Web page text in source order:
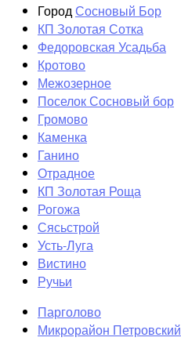
ГородСосновый Бор
КП Золотая Сотка
Федоровская Усадьба
Кротово
Межозерное
Поселок Сосновый бор
Громово
Каменка
Ганино
Отрадное
КП Золотая Роща
Рогожа
Сясьстрой
Усть-Луга
Вистино
Ручьи
Парголово
Микрорайон Петровский